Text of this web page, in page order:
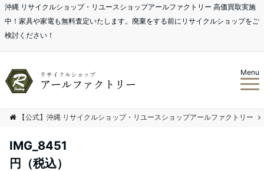
沖縄 リサイクルショップ・リユースショップアールファクトリー 高価買取実施
中！家具や家電も無料査定いたします。廃棄をする前にリサイクルショップをご
検討ください！
Menu
【公式】沖縄 リサイクルショップ・リユースショップアールファクトリー
IMG_8451
円（税込）